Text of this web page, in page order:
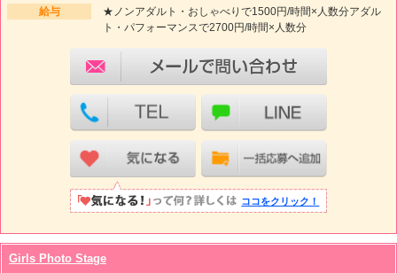
給与
★ノンアダルト・おしゃべりで1500円/時間×人数分アダル
ト・パフォーマンスで2700円/時間×人数分
ココをクリック！
Girls Photo Stage